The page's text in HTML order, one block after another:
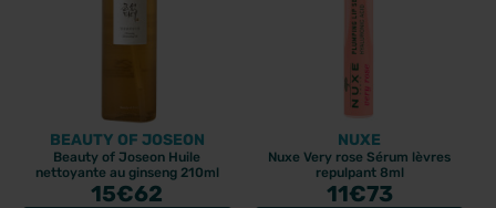
BEAUTY OF JOSEON
Beauty of Joseon Huile
nettoyante au ginseng 210ml
15€62
NUXE
Nuxe Very rose Sérum lèvres
repulpant 8ml
11€73